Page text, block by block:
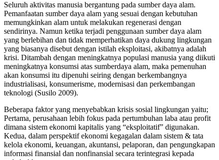
Seluruh aktivitas manusia bergantung pada sumber daya alam.
Pemanfaatan sumber daya alam yang sesuai dengan kebutuhan
memungkinkan alam untuk melakukan regenerasi dengan
sendirinya. Namun ketika terjadi penggunaan sumber daya alam
yang berlebihan dan tidak memperhatikan daya dukung lingkungan
yang biasanya disebut dengan istilah eksploitasi, akibatnya adalah
krisi. Ditambah dengan meningkatnya populasi manusia yang diikuti
meningkatnya konsumsi atas sumberdaya alam, maka pemenuhan
akan konsumsi itu dipenuhi seiring dengan berkembangnya
industrialisasi, konsumerisme, modernisasi dan perkembangan
teknologi (Susilo 2009).
Beberapa faktor yang menyebabkan krisis sosial lingkungan yaitu;
Pertama, perusahaan lebih fokus pada pertumbuhan laba atau profit
dimana sistem ekonomi kapitalis yang “eksploitatif” digunakan.
Kedua, dalam perspektif ekonomi kegagalan dalam sistem & tata
kelola ekonomi, keuangan, akuntansi, pelaporan, dan pengungkapan
informasi finansial dan nonfinansial secara terintegrasi kepada